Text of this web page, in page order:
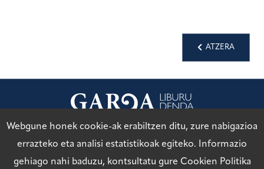
ATZERA
Lege Oharra
Webgune honek cookie-ak erabiltzen ditu, zure nabigazioa
errazteko eta analisi estatistikoak egiteko. Informazio
gehiago nahi baduzu, kontsultatu gure Cookien Politika